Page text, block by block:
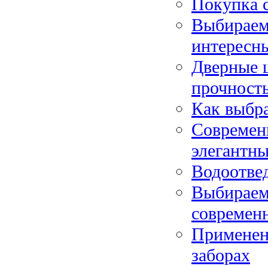
Дверные
Как
заборах